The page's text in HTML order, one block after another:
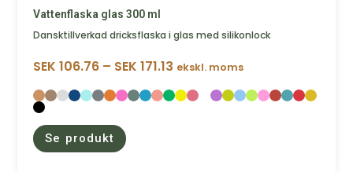
Vattenflaska glas 300 ml
Dansktillverkad dricksflaska i glas med silikonlock
SEK 106.76 – SEK 171.13 ekskl. moms
Se produkt